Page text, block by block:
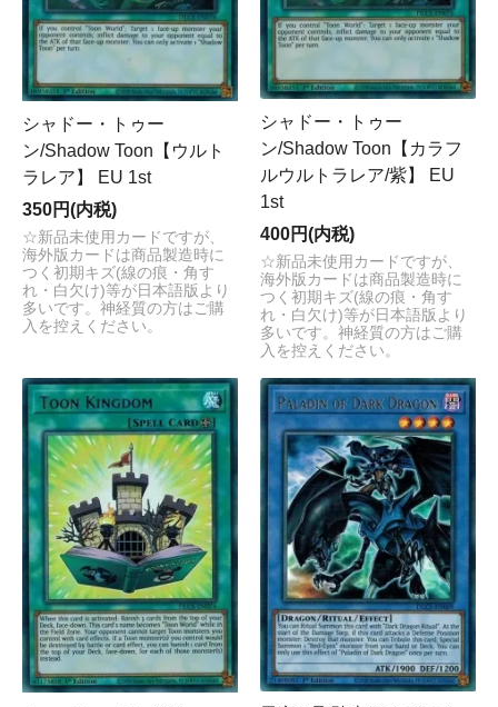
シャドー・トゥー
ン/Shadow Toon【ウルト
ラレア】 EU 1st
350円(内税)
☆新品未使用カードですが、
海外版カードは商品製造時に
つく初期キズ(線の痕・角す
れ・白欠け)等が日本語版より
多いです。神経質の方はご購
入を控えください。
シャドー・トゥー
ン/Shadow Toon【カラフ
ルウルトラレア/紫】 EU
1st
400円(内税)
☆新品未使用カードですが、
海外版カードは商品製造時に
つく初期キズ(線の痕・角す
れ・白欠け)等が日本語版より
多いです。神経質の方はご購
入を控えください。